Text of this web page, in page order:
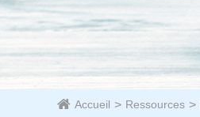
Accueil Ressources